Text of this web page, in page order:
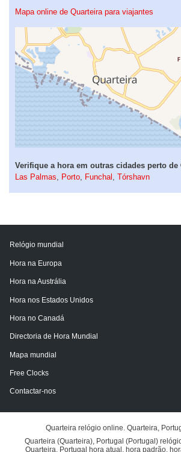
Mapa online de Quarteira para viajantes
Verifique a hora em outras cidades perto de
Las Palmas
Porto Funchal Tórshavn
Relógio mundial
Hora na Europa
Hora na Austrália
Hora nos Estados Unidos
Hora no Canadá
Directoria de Hora Mundial
Mapa mundial
Free Clocks
Contactar-nos
Quarteira relógio online. Quarteira,
Quarteira (Quarteira), Portugal (Portugal)
Quarteira, Portugal hora atual, hora padrão,